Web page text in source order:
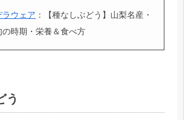
ラウェア ：【種なしぶどう】山梨名産・
の時期・栄養＆食べ方
う